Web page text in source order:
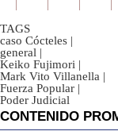
TAGS
caso Cócteles |
general |
Keiko Fujimori |
Mark Vito Villanella |
Fuerza Popular |
Poder Judicial